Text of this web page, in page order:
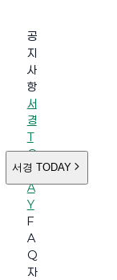
공
지
사
항
서
경
T
O
D
A
Y
F
A
Q
자
서경 TODAY